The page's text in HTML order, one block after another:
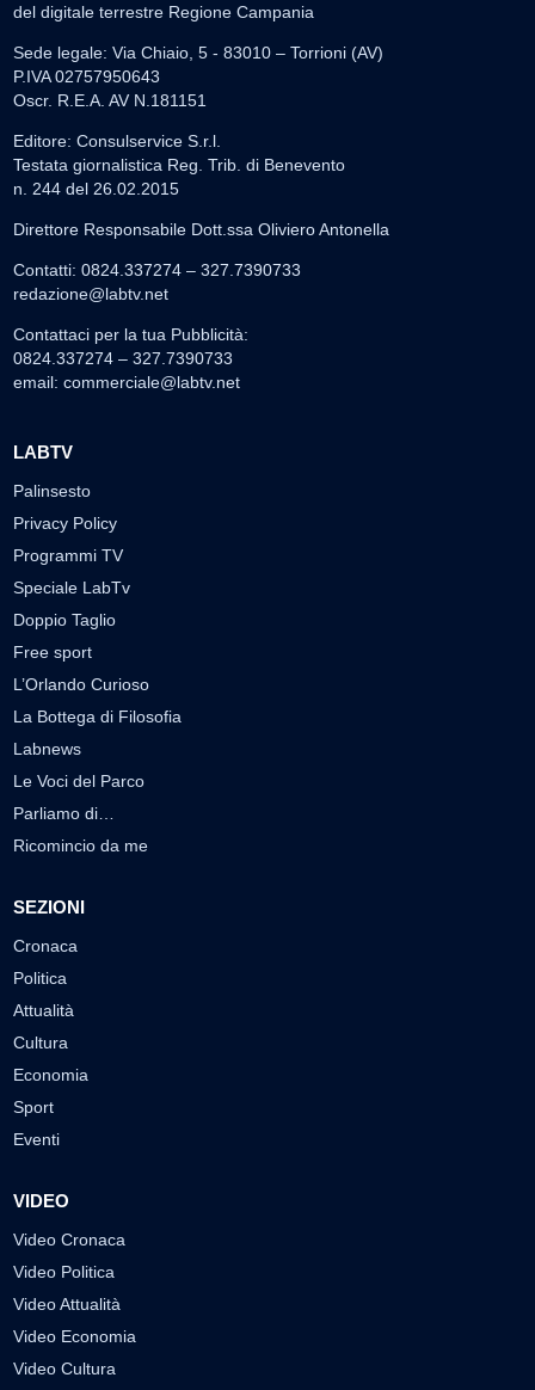
del digitale terrestre Regione Campania
Sede legale: Via Chiaio, 5 - 83010 – Torrioni (AV)
P.IVA 02757950643
Oscr. R.E.A. AV N.181151
Editore: Consulservice S.r.l.
Testata giornalistica Reg. Trib. di Benevento
n. 244 del 26.02.2015
Direttore Responsabile Dott.ssa Oliviero Antonella
Contatti: 0824.337274 – 327.7390733
redazione@labtv.net
Contattaci per la tua Pubblicità:
0824.337274 – 327.7390733
email: commerciale@labtv.net
LABTV
Palinsesto
Privacy Policy
Programmi TV
Speciale LabTv
Doppio Taglio
Free sport
L’Orlando Curioso
La Bottega di Filosofia
Labnews
Le Voci del Parco
Parliamo di…
Ricomincio da me
SEZIONI
Cronaca
Politica
Attualità
Cultura
Economia
Sport
Eventi
VIDEO
Video Cronaca
Video Politica
Video Attualità
Video Economia
Video Cultura